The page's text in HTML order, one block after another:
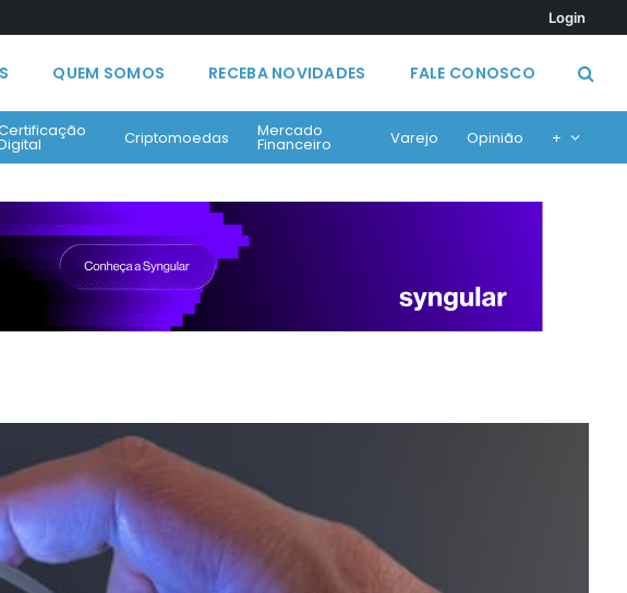
Login
QUEM SOMOS RECEBA NOVIDADES FALE CONOSCO
Criptomoedas Mercado
Financeiro Varejo Opinião +